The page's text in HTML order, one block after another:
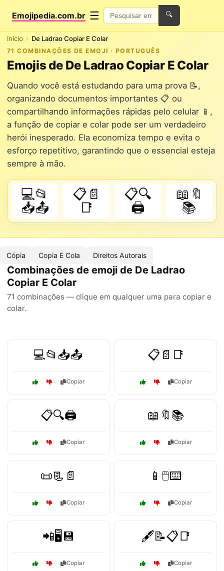
Emojipedia.com.br ☰ 🔍
Início De Ladrao Copiar E Colar
71 COMBINAÇÕES DE EMOJI · PORTUGUÊS
Emojis de De Ladrao Copiar E Colar
Quando você está estudando para uma prova 📝,
organizando documentos importantes 📋 ou
compartilhando informações rápidas pelo celular 📱,
a função de copiar e colar pode ser um verdadeiro
herói inesperado. Ela economiza tempo e evita o
esforço repetitivo, garantindo que o essencial esteja
sempre à mão.
💻📂
📥📤
📋📄
📑
📋🔍
🖨️
📖🔖
📚
Cópia Copia E Cola Direitos Autorais
Combinações de emoji de De Ladrao
Copiar E Colar
71 combinações — clique em qualquer uma para copiar e
colar.
💻📂📥📤
Copiar
📋📄📑
Copiar
📋🔍🖨️
Copiar
📖🔖📚
Copiar
📜📃📄
Copiar
📱🖱️⌨️
Copiar
📲🖥️💾
Copiar
🖋️📝📋📑
Copiar